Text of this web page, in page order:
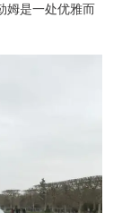
姆是一处优雅而